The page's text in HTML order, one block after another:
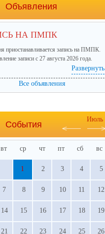
Объявления
НА ПМПК
приостанавливается запись на ПМПК.
записи с 27 августа 2026 года.
Развернуть
Все объявления
События
Июль
вт ср чт пт сб вс
1 2 3 4 5
7 8 9 10 11 12
14 15 16 17 18 19
21 22 23 24 25 26